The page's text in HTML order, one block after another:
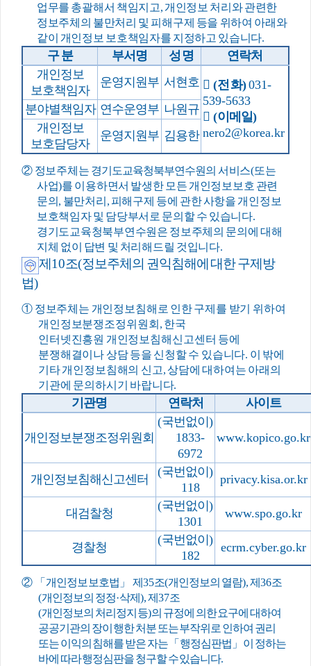
업무를 총괄해서 책임지고,개인정보 처리와 관련한
정보주체의 불만처리 및 피해구제 등을 위하여 아래와
같이 개인정보 보호책임자를 지정하고 있습니다.
구 분 부서명 성 명
연락처
개인정보
보호책임자
운영지원부 서현호  (전 화)031-
539-5633
 (이메일)
nero2@korea.kr
분야별책임자 연수운영부 나원규
개인정보
보호담당자
운영지원부 김용한
② 정보주체는 경기도교육청북부연수원의 서비스(또는
사업)를 이용하면서 발생한 모든 개인정보보호 관련
문의 , 불만처리 , 피해구제 등에 관한 사항을 개인정보
보호책임자 및 담당부서로 문의할 수 있습니다.
경기도교육청북부연수원은 정보주체의 문의에 대해
지체 없이 답변 및 처리해드릴 것입니다.
제 10조(정보주체의 권익침해에 대한 구제방
법)
① 정보주체는 개인정보침해로 인한 구제를 받기 위하여
개인정보분쟁조정위원회 , 한국
인터넷진흥원 개인정보침해신고센터 등에
분쟁해결이나 상담 등을 신청할 수 있습니다. 이 밖에
기타 개인정보침해의 신고,상담에 대하여는 아래의
기관에 문의하시기 바랍니다.
기관명 연락처 사이트
개인정보분쟁조정위원회
(국번없이)
1833-
6972
www.kopico.go.kr
개인정보침해신고센터
(국번없이)
118
privacy.kisa.or.kr
대검찰청
(국번없이)
1301
www.spo.go.kr
경찰청
(국번없이)
182
ecrm.cyber.go.kr
② 「 개인정보 보호법 」제35조(개인정보의 열람),제36조
(개인정보의 정정·삭제 ),제37조
(개인정보의 처리정지 등)의 규정에 의한 요구에 대하여
공공기관의 장이 행한 처분 또는 부작위로 인하여 권리
또는 이익의 침해를 받은 자는 「 행정심판법 」 이 정하는
바에 따라 행정심판을 청구할 수 있습니다.